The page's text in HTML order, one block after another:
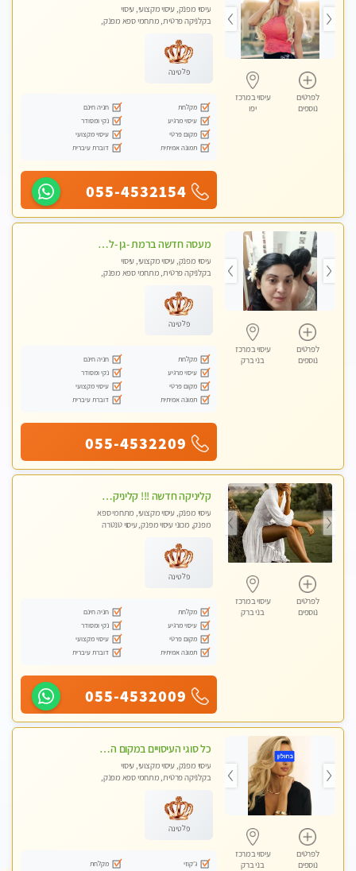
לפרטים
נוספים
עיסוי במרכז
יפו
עיסוי מפנק, עיסוי מקצועי, עיסוי
בקלניקה פרטית, מתחמי ספא מפנק,
פלטינה
מקלחת
חניה חינם
עיסוי מרגיע
נקי ומסודר
מקום פרטי
עיסוי מקצועי
תמונה אמיתית
דוברת עיברית
055-4532154
לפרטים
נוספים
עיסוי במרכז
בני ברק
מעסה חדשה ברמת -גן -לעיסוי מיוחד ואיכותי מקום פרטי ואינטימי ושקט מומלץ לחלוטין!!
עיסוי מפנק, עיסוי מקצועי, עיסוי
בקלניקה פרטית, מתחמי ספא מפנק,
פלטינה
מקלחת
חניה חינם
עיסוי מרגיע
נקי ומסודר
מקום פרטי
עיסוי מקצועי
תמונה אמיתית
דוברת עיברית
055-4532209
לפרטים
נוספים
עיסוי במרכז
בני ברק
קליניקה חדשה !!! קליניקה פרטית ואיכותית במיוחד בהרצליה
עיסוי מפנק, עיסוי מקצועי, מתחמי ספא
מפנק, מכוני עיסוי מפנק, עיסוי טנטרה
פלטינה
מקלחת
חניה חינם
עיסוי מרגיע
נקי ומסודר
מקום פרטי
עיסוי מקצועי
תמונה אמיתית
דוברת עיברית
055-4532009
לפרטים
נוספים
עיסוי במרכז
בני ברק
כל סוגי העיסויים במקום הכי מושלם בעיר- בחולון
עיסוי מפנק, עיסוי מקצועי, עיסוי
בקלניקה פרטית, מתחמי ספא מפנק,
פלטינה
ג'קוזי
מקלחת